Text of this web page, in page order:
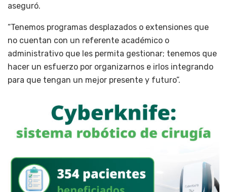
aseguró.
“Tenemos programas desplazados o extensiones que
no cuentan con un referente académico o
administrativo que les permita gestionar; tenemos que
hacer un esfuerzo por organizarnos e irlos integrando
para que tengan un mejor presente y futuro”.